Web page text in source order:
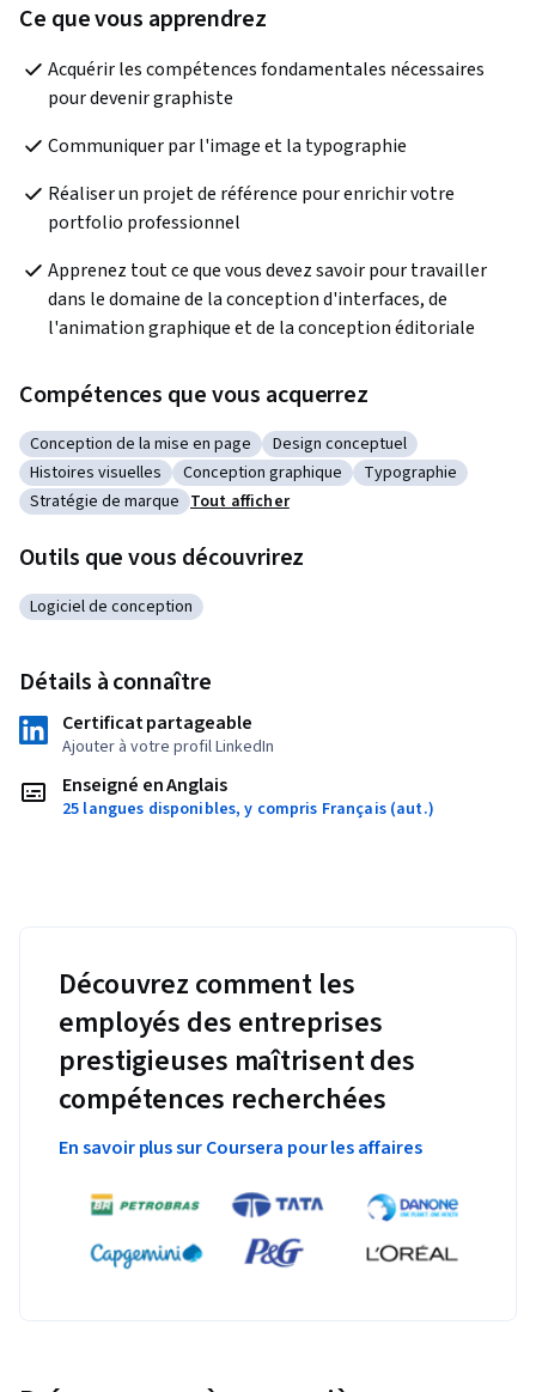
Ce que vous apprendrez
Acquérir les compétences fondamentales nécessaires
pour devenir graphiste
Communiquer par l'image et la typographie
Réaliser un projet de référence pour enrichir votre
portfolio professionnel
Apprenez tout ce que vous devez savoir pour travailler
dans le domaine de la conception d'interfaces, de
l'animation graphique et de la conception éditoriale
Compétences que vous acquerrez
Catégorie : Conception de la mise en page
Conception de la mise en page Catégorie : Design conceptuel
Design conceptuel
Catégorie : Histoires visuelles
Histoires visuelles Catégorie : Conception graphique
Conception graphique Catégorie :
Typographie
Catégorie : Stratégie de marque
Stratégie de marque Tout afficher
Outils que vous découvrirez
Catégorie : Logiciel de conception
Logiciel de conception
Détails à connaître
Certificat partageable
Ajouter à votre profil LinkedIn
Enseigné en Anglais
25 langues disponibles, y compris Français (aut.)
Découvrez comment les
employés des entreprises
prestigieuses maîtrisent des
compétences recherchées
En savoir plus sur Coursera pour les affaires